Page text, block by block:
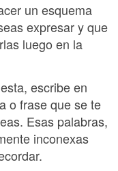
un esquema
expresar y que
luego en la
escribe en
o frase que se te
Esas palabras,
inconexas